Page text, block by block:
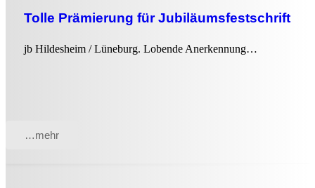
Tolle Prämierung für Jubiläumsfestschrift
jb Hildesheim / Lüneburg. Lobende Anerkennung…
…mehr